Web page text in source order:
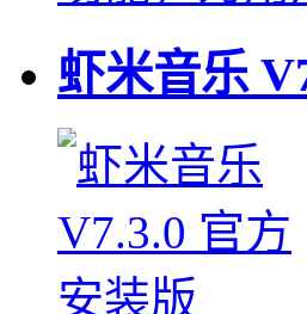
虾米音乐